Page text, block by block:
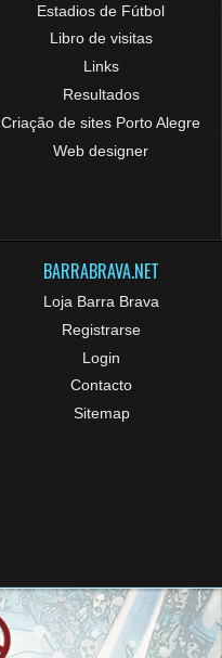
Estadios de Fútbol
Libro de visitas
Links
Resultados
Criação de sites Porto Alegre
Web designer
BARRABRAVA.NET
Loja Barra Brava
Registrarse
Login
Contacto
Sitemap